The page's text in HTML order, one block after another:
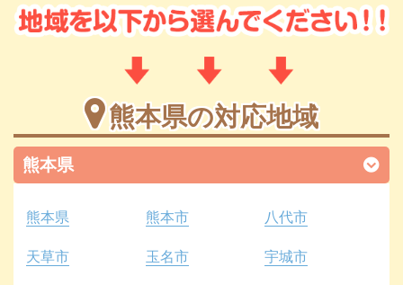
熊本県の対応地域
熊本県
熊本県 熊本市 八代市
天草市 玉名市 宇城市